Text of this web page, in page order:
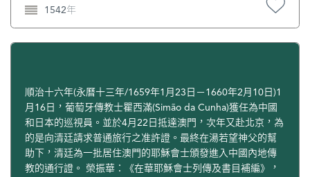
1542年
順治十六年(永曆十三年/1659年1月23日－1660年2月10日)1
月16日，葡萄牙傳教士瞿西滿(Simão da Cunha)獲任為中國
和日本的巡視員。並於4月22日抵達澳門，次年又赴北京，為
的是向清廷請求普通旅行之准許證。最終在湯若望神父的幫
助下，清廷為一批居住澳門的耶穌會士頒發進入中國內地傳
教的通行證。 榮振華：《在華耶穌會士列傳及書目補編》，